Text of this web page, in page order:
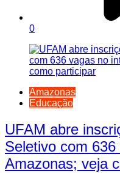
0
Amazonas
Educação
UFAM abre
Seletivo com
Amazonas; veja